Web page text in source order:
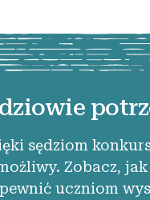
sędziom
Zobacz, jak
uczniom